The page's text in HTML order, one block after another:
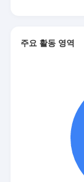
주요 활동 영역